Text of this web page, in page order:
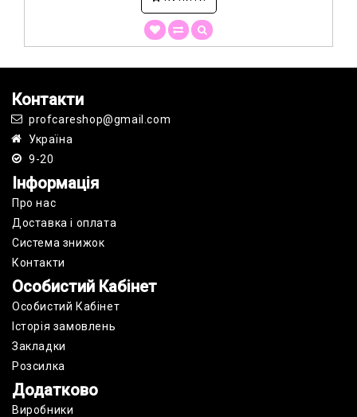
Контакти
profcareshop@gmail.com
Україна
9-20
Інформація
Про нас
Доставка і оплата
Cистема знижок
Контакти
Особистий Кабінет
Особистий Кабінет
Історія замовлень
Закладки
Розсилка
Додатково
Виробники